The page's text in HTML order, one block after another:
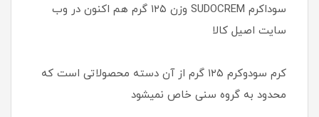
سوداکرم SUDOCREM وزن ۱۲۵ گرم هم اکنون در وب
سایت اصیل کالا
کرم سودوکرم ۱۲۵ گرم از آن دسته محصولاتی است که
محدود به گروه سنی خاص نمیشود